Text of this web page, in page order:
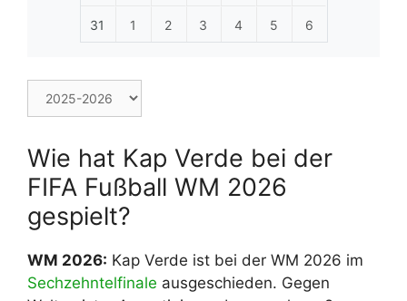
31 1 2 3 4 5 6
Wie hat Kap Verde bei der
FIFA Fußball WM 2026
gespielt?
WM 2026: Kap Verde ist bei der WM 2026 im
Sechzehntelfinale ausgeschieden. Gegen